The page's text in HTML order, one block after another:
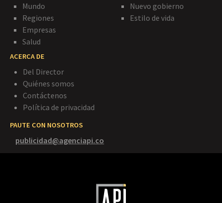
Mundo
Regiones
Empresas
Salud
Nuevo gobierno
Estilo de vida
ACERCA DE
Del Director
Quiénes somos
Contáctenos
Política de privacidad
PAUTE CON NOSOTROS
publicidad@agenciapi.co